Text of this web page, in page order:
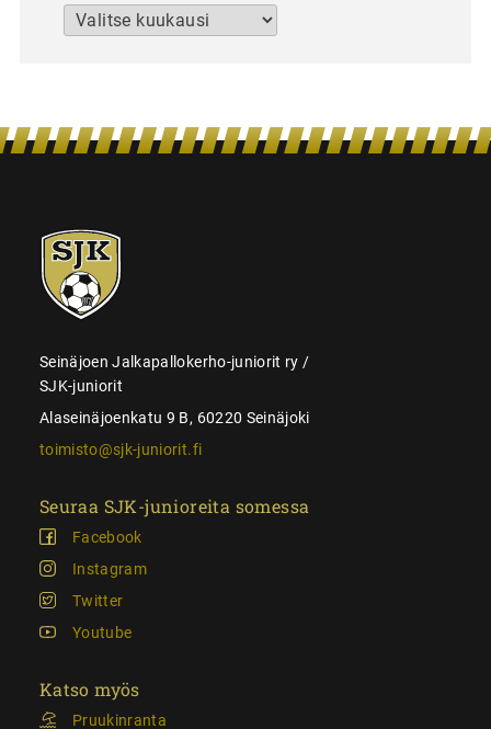
Arkistot
SJK-
juniorit
Seinäjoen Jalkapallokerho-juniorit ry /
SJK-juniorit
Alaseinäjoenkatu 9 B, 60220 Seinäjoki
toimisto@sjk-juniorit.fi
Seuraa SJK-junioreita somessa
Facebook
Instagram
Twitter
Youtube
Katso myös
Pruukinranta